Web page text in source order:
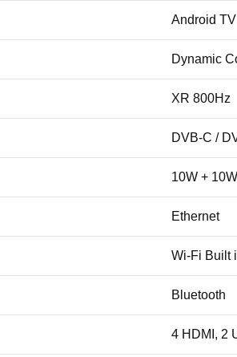
Android TV
Dynamic
XR 800Hz
DVB-C /
10W +
Ethernet
Wi-Fi Built
Bluetooth
4 HDMI, 2